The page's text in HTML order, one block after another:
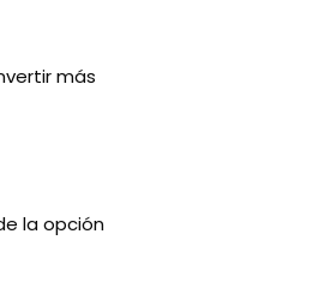
más
la opción